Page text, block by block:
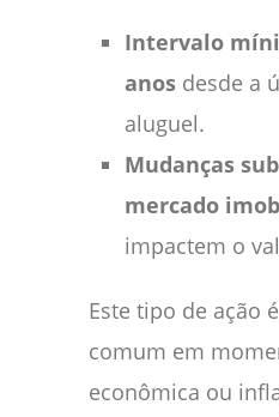
Intervalo
anos desde a
aluguel.
Mudanças
mercado
impactem o
Este tipo de ação
comum em
econômica ou